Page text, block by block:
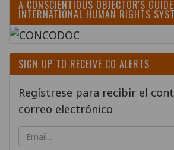
A CONSCIENTIOUS OBJECTOR'S
INTERNATIONAL HUMAN RIGHTS
SIGN UP TO RECEIVE CO ALERTS
Regístrese para recibir el
correo electrónico